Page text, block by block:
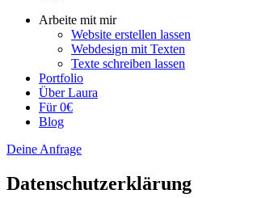
Arbeite mit mir
Website erstellen lassen
Webdesign mit Texten
Texte schreiben lassen
Portfolio
Über Laura
Für 0€
Blog
Deine Anfrage
Datenschutzerklärung